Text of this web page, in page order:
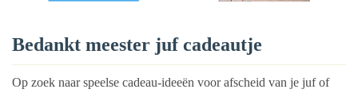
Bedankt meester juf cadeautje
Op zoek naar speelse cadeau-ideeën voor afscheid van je juf of